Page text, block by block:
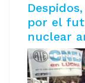
por el
nuclear